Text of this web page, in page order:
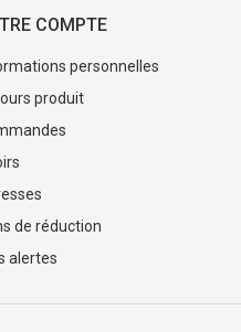
COMPTE
personnelles
produit
de réduction
alertes